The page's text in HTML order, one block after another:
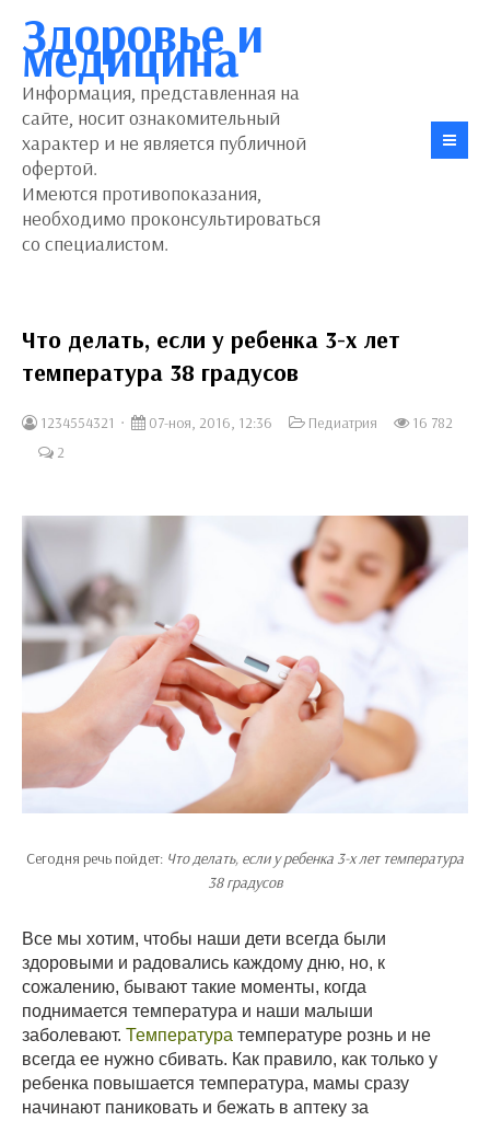
Здоровье и
медицина
Информация, представленная на
сайте, носит ознакомительный
характер и не является публичной
офертой.
Имеются противопоказания,
необходимо проконсультироваться
со специалистом.
Что делать, если у ребенка 3-х лет
температура 38 градусов
1234554321 07-ноя, 2016, 12:36 Педиатрия
16 782
2
Сегодня речь пойдет: Что делать, если у ребенка 3-х лет температура
38 градусов
Все мы хотим, чтобы наши дети всегда были
здоровыми и радовались каждому дню, но, к
сожалению, бывают такие моменты, когда
поднимается температура и наши малыши
заболевают. Температура температуре рознь и не
всегда ее нужно сбивать. Как правило, как только у
ребенка повышается температура, мамы сразу
начинают паниковать и бежать в аптеку за